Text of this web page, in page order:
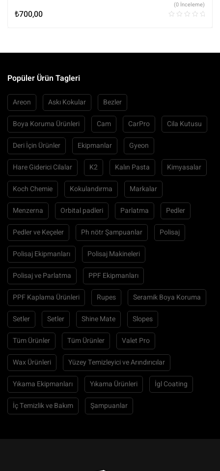
₺700,00
(0 İnceleme)
Popüler Ürün Tagleri
Areon Askı Kokular Bezler
Boya Koruma Ürünleri Cam CarPro Cila Kutusu
Deri İçin Ürünler Ekipmanlar Gyeon
Hare Giderici Cilalar K2 Kalın Pasta Kimyasalar
Koch Chemie Kokulandırma Markalar
Menzerna Orbital padleri Parlatma Pedler
Pedler ve Keçeler Ph nötr Şampuanlar Polisaj
Polisaj Ekipmanları Polisaj Makineleri
Polisaj ve Parlatma PPF Ekipmanları
PPF Kaplama Ürünleri Rupes Seramik Boya Koruma
Setler Setler Shine Mate Slopes
Tüm Ürünler Tüm Ürünler Valet Pro
Wax Ürünleri Yüzey Temizleyici ve Arındırıcılar
Yıkama Ekipmanları Yıkama Ürünleri İgl Coating
İç Temizlik ve Bakım Şampuanlar